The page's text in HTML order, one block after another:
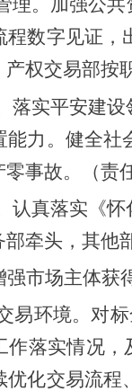
数字见证，
权交易部按
落实平安建设
力。 健全社
零事故。（责
认真落实《怀
牵头， 其他
市场主体获
易环境。 对
落实情况
化交易流程